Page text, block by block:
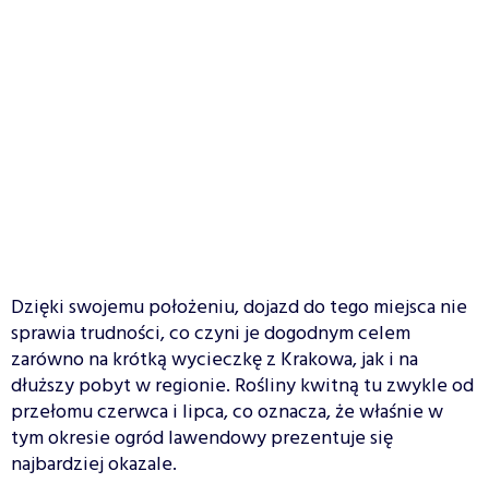
Dzięki swojemu położeniu, dojazd do tego miejsca nie
sprawia trudności, co czyni je dogodnym celem
zarówno na krótką wycieczkę z Krakowa, jak i na
dłuższy pobyt w regionie. Rośliny kwitną tu zwykle od
przełomu czerwca i lipca, co oznacza, że właśnie w
tym okresie ogród lawendowy prezentuje się
najbardziej okazale.